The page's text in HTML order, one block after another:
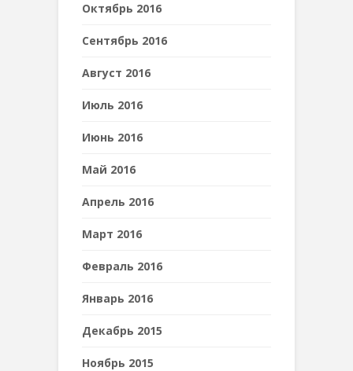
Октябрь 2016
Сентябрь 2016
Август 2016
Июль 2016
Июнь 2016
Май 2016
Апрель 2016
Март 2016
Февраль 2016
Январь 2016
Декабрь 2015
Ноябрь 2015